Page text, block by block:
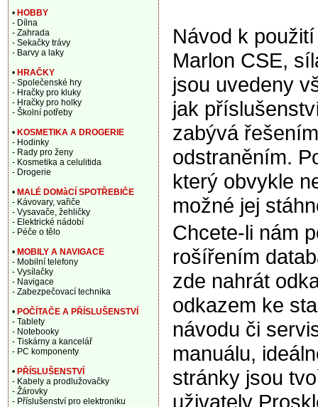
Návod k
Marlon CSE,
jsou uvedeny
jak
zabývá
odstraněním.
který obvykle
možné jej
Chcete-li nám
rošířením
zde nahrát
odkazem ke
návodu či
manuálu,
stránky jsou
uživately
• HOBBY
- Dílna
- Zahrada
- Sekačky trávy
- Barvy a laky
• HRAČKY
- Společenské hry
- Hračky pro kluky
- Hračky pro holky
- Školní potřeby
• KOSMETIKA A DROGERIE
- Hodinky
- Rady pro ženy
- Kosmetika a celulitida
- Drogerie
• MALÉ DOMàCÍ SPOTŘEBIČE
- Kávovary, vařiče
- Vysavače, žehličky
- Elektrické nádobí
- Péče o tělo
• MOBILY A NAVIGACE
- Mobilní telefony
- Vysílačky
- Navigace
- Zabezpečovací technika
• POČÍTAČE A PŘÍSLUŠENSTVÍ
- Tablety
- Notebooky
- Tiskárny a kancelář
- PC komponenty
• PŘÍSLUŠENSTVÍ
- Kabely a prodlužovačky
- Žárovky
- Příslušenství pro elektroniku